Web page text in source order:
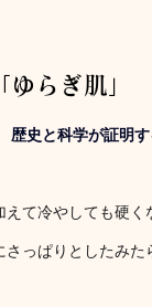
ゆらぎ肌」
歴史と科学が証明
て冷やしても硬
っぱりとしたみた